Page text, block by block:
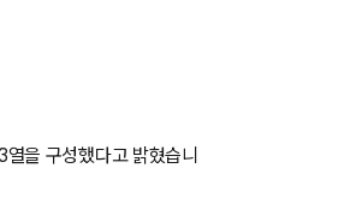
을 구성했다고 밝혔습니